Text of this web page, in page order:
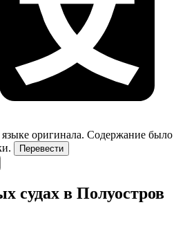
оригинала. Содержание было
Перевести
судах в Полуостров